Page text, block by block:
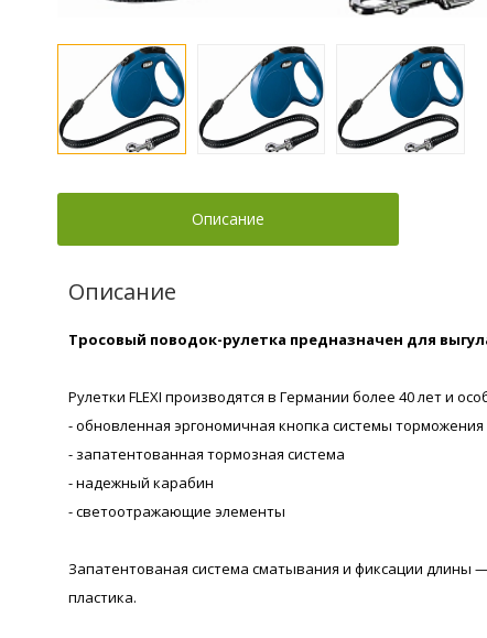
Описание
Описание
Тросовый поводок-рулетка предназначен для
Рулетки FLEXI производятся в Германии более 40 лет и
- обновленная эргономичная кнопка системы торможения
- запатентованная тормозная система
- надежный карабин
- светоотражающие элементы
Запатентованая система сматывания и фиксации длины
пластика.